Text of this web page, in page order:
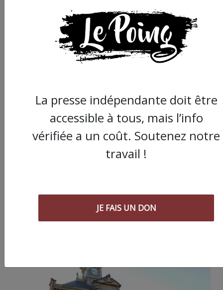
d’être aux ordres de Bolloré et de
ses amis… Pourvu que ça dure ! Ça
tombe bien, ça ne tient qu’à vous :
JE FAIS UN DON
Partager
ARTICLE SUIVANT :
La presse indépendante doit être
accessible à tous, mais l’info
vérifiée a un coût. Soutenez notre
travail !
JE FAIS UN DON